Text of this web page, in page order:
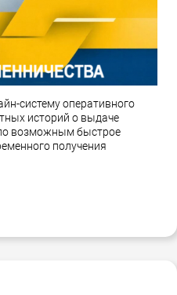
систему оперативного
историй о выдаче
возможным быстрое
получения